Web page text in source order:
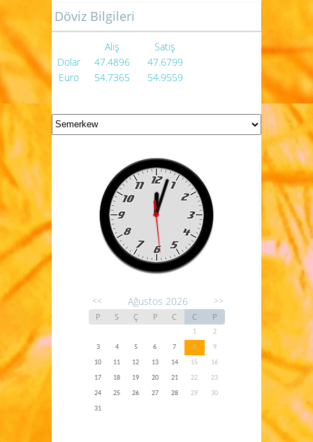
Döviz Bilgileri
Alış
Satış
Dolar
47.4896
47.6799
Euro
54.7365 54.9559
<< Ağustos 2026 >>
P S Ç P C C P
1
2
3
4 5 6 7 8
9
10
11 12 13 14 15
16
17
18 19 20 21 22
23
24
25 26 27 28 29
30
31